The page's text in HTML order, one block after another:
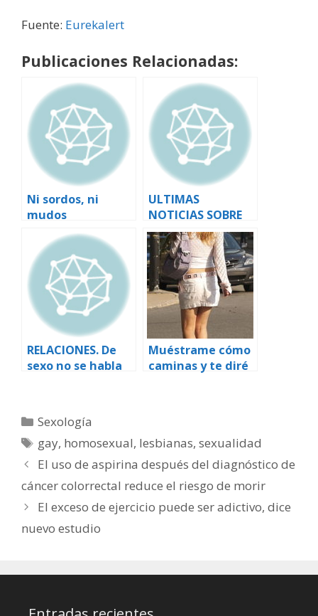
Fuente: Eurekalert
Publicaciones Relacionadas:
Ni sordos, ni
mudos
ULTIMAS
NOTICIAS SOBRE
SEXUALIDAD
HUMANA
RELACIONES. De
sexo no se habla
Muéstrame cómo
caminas y te diré
Categorías
Sexología
Etiquetas
gay, homosexual, lesbianas,sexualidad
El uso de aspirina después del diagnóstico de
cáncer colorrectal reduce el riesgo de morir
El exceso de ejercicio puede ser adictivo, dice
nuevo estudio